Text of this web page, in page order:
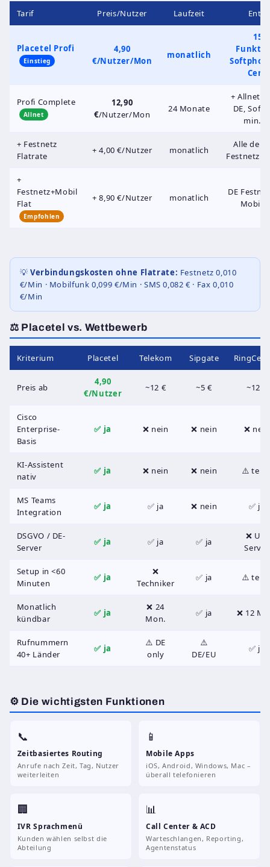
Tarif Preis/Nutzer Laufzeit
Placetel Profi
Einstieg
4,90
€/Nutzer/Mon
monatlich
Profi Complete
Allnet
12,90
€/Nutzer/Mon
24 Monate
+ Allnet-
DE,
min. 3
+ Festnetz
Flatrate
+ 4,00 €/Nutzer monatlich
Alle
+
Festnetz+Mobil
Flat
Empfohlen
+ 8,90 €/Nutzer monatlich
DE
💡Verbindungskosten ohne Flatrate: Festnetz 0,010
€/Min · Mobilfunk 0,099 €/Min · SMS 0,082 € · Fax 0,010
€/Min
⚖️ Placetel vs. Wettbewerb
Kriterium Placetel Telekom Sipgate
Preis ab
4,90
€/Nutzer
~12 € ~5 € ~12 €
Cisco
Enterprise-
Basis
✅ ja ❌ nein ❌ nein ❌ nein
KI-Assistent
nativ
✅ ja ❌ nein ❌ nein ⚠️
MS Teams
Integration
✅ ja ✅ ja ❌ nein ✅ ja
DSGVO / DE-
Server
✅ ja ✅ ja ✅ ja
❌ US-
Server
Setup in <60
Minuten
✅ ja
❌
Techniker
✅ ja ⚠️
Monatlich
kündbar
✅ ja
❌ 24
Mon.
✅ ja ❌ 12
Rufnummern
40+ Länder
✅ ja
⚠️ DE
only
⚠️
DE/EU
✅ ja
⚙️ Die wichtigsten Funktionen
📞
Zeitbasiertes Routing
Anrufe nach Zeit, Tag, Nutzer
weiterleiten
📱
Mobile Apps
iOS, Android, Windows, Mac –
überall telefonieren
🏢
IVR Sprachmenü
Kunden wählen selbst die
Abteilung
📊
Call Center & ACD
Warteschlangen, Reporting,
Agentenstatus